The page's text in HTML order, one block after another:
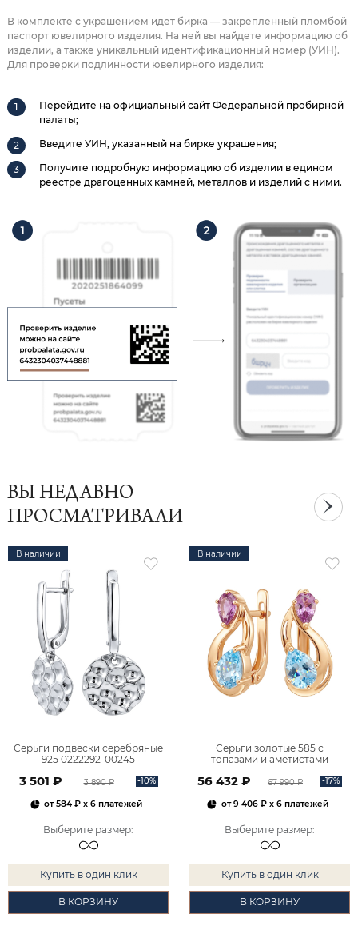
В комплекте с украшением идет бирка — закрепленный пломбой
паспорт ювелирного изделия. На ней вы найдете информацию об
изделии, а также уникальный идентификационный номер (УИН).
Для проверки подлинности ювелирного изделия:
Перейдите на официальный сайт Федеральной пробирной
палаты;
Введите УИН, указанный на бирке украшения;
Получите подробную информацию об изделии в едином
реестре драгоценных камней, металлов и изделий с ними.
ВЫ НЕДАВНО
ПРОСМАТРИВАЛИ
В наличии
Серьги подвески серебряные
925 0222292-00245
3 501 ₽ 3 890 ₽ -10%
от584 ₽ x 6 платежей
Выберите размер:
Купить в один клик
В КОРЗИНУ
В наличии
Серьги золотые 585 с
топазами и аметистами
56 432 ₽ 67 990 ₽ -17%
от9 406 ₽x 6 платежей
Выберите размер:
Купить в один клик
В КОРЗИНУ